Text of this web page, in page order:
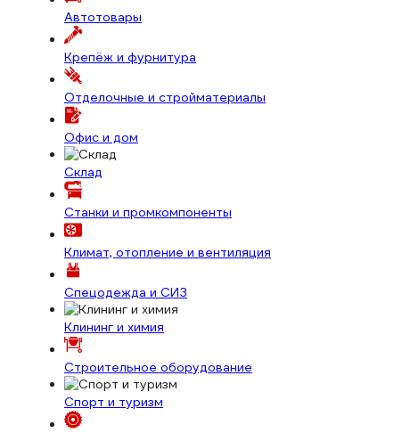
Автотовары
Крепёж и фурнитура
Отделочные и стройматериалы
Офис и дом
Склад
Станки и промкомпоненты
Климат, отопление и вентиляция
Спецодежда и СИЗ
Клининг и химия
Строительное оборудование
Спорт и туризм